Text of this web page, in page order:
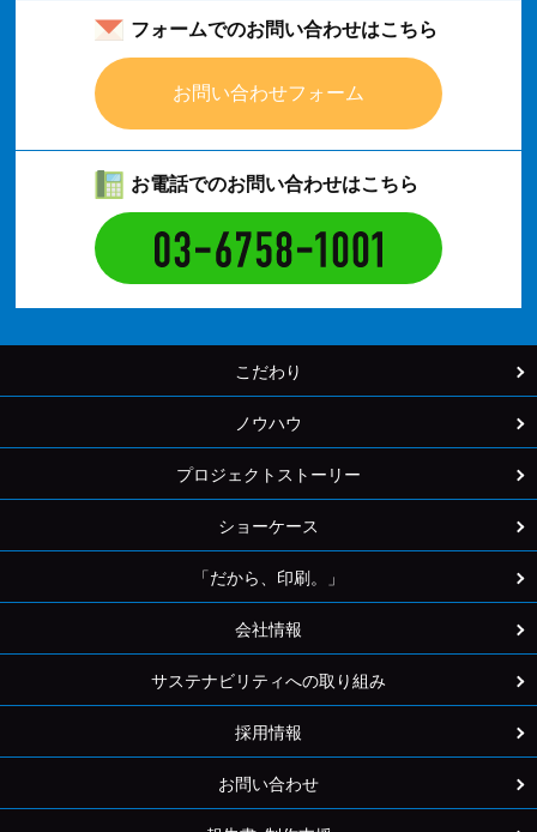
フォームでのお問い合わせはこちら
お問い合わせフォーム
お電話でのお問い合わせはこちら
こだわり
ノウハウ
プロジェクトストーリー
ショーケース
「だから、印刷。」
会社情報
サステナビリティへの取り組み
採用情報
お問い合わせ